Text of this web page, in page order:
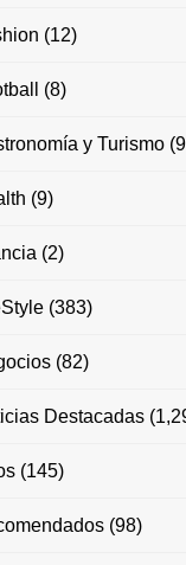
(12)
(8)
y Turismo
(9)
(2)
(383)
(82)
Destacadas
(145)
(98)